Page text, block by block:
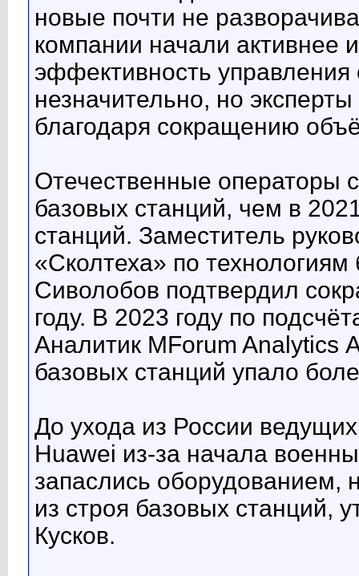
новые почти не
компании начали активнее
эффективность управления
незначительно, но
благодаря сокращению
Отечественные операторы
базовых станций, чем в
станций. Заместитель
«Сколтеха» по
Сиволобов подтвердил
году. В 2023 году по
Аналитик MForum Analytics
базовых станций упало
До ухода из России
Huawei из-за начала
запаслись оборудованием,
из строя базовых станций,
Кусков.